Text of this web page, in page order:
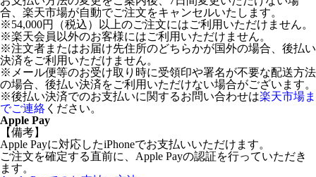
合、楽天市場が自動でご注文をキャンセルいたします。
※54,000円（税込）以上のご注文にはご利用いただけません。
※楽天会員以外のお客様にはご利用いただけません。
※注文者またはお届け先住所のどちらかが国外の場合、後払い
決済をご利用いただけません。
※メール便等のお受け取り時に受領印や署名が不要な配送方法
の場合、後払い決済をご利用いただけない場合がございます。
※後払い決済でのお支払いに関するお問い合わせは楽天市場ま
でご連絡 ください。
Apple Pay
【備考】
Apple Payに対応したiPhoneでお支払いいただけます。
ご注文を確定する直前に、Apple Payの認証を行っていただき
ます。